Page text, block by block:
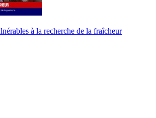
à la recherche de la fraîcheur